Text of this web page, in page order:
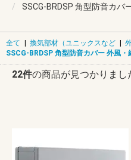
SSCG-BRDSP 角型防音カバ
全て | 換気部材（ユニックスなど |
SSCG-BRDSP 角型防音カバー 外風・
22件の商品が見つかりまし